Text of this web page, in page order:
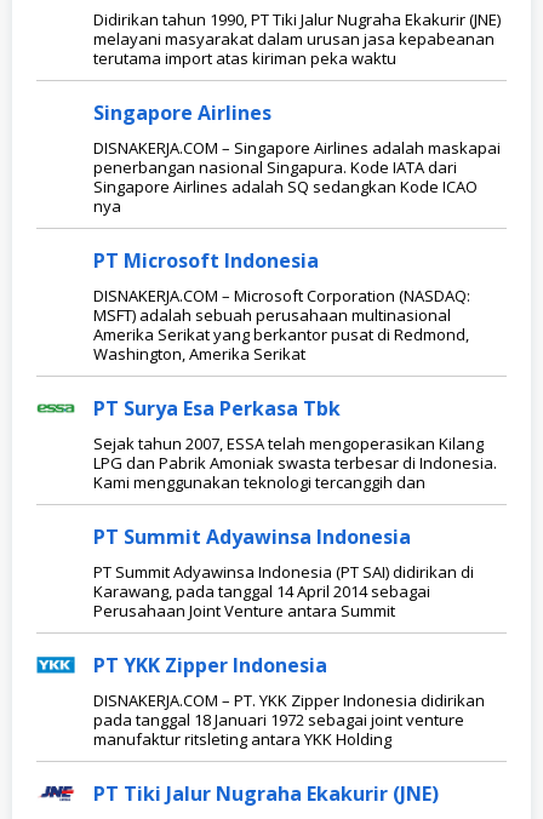
Didirikan tahun 1990, PT Tiki Jalur Nugraha Ekakurir (JNE)
melayani masyarakat dalam urusan jasa kepabeanan
terutama import atas kiriman peka waktu
Singapore Airlines
DISNAKERJA.COM – Singapore Airlines adalah maskapai
penerbangan nasional Singapura. Kode IATA dari
Singapore Airlines adalah SQ sedangkan Kode ICAO
nya
PT Microsoft Indonesia
DISNAKERJA.COM – Microsoft Corporation (NASDAQ:
MSFT) adalah sebuah perusahaan multinasional
Amerika Serikat yang berkantor pusat di Redmond,
Washington, Amerika Serikat
PT Surya Esa Perkasa Tbk
Sejak tahun 2007, ESSA telah mengoperasikan Kilang
LPG dan Pabrik Amoniak swasta terbesar di Indonesia.
Kami menggunakan teknologi tercanggih dan
PT Summit Adyawinsa Indonesia
PT Summit Adyawinsa Indonesia (PT SAI) didirikan di
Karawang, pada tanggal 14 April 2014 sebagai
Perusahaan Joint Venture antara Summit
PT YKK Zipper Indonesia
DISNAKERJA.COM – PT. YKK Zipper Indonesia didirikan
pada tanggal 18 Januari 1972 sebagai joint venture
manufaktur ritsleting antara YKK Holding
PT Tiki Jalur Nugraha Ekakurir (JNE)